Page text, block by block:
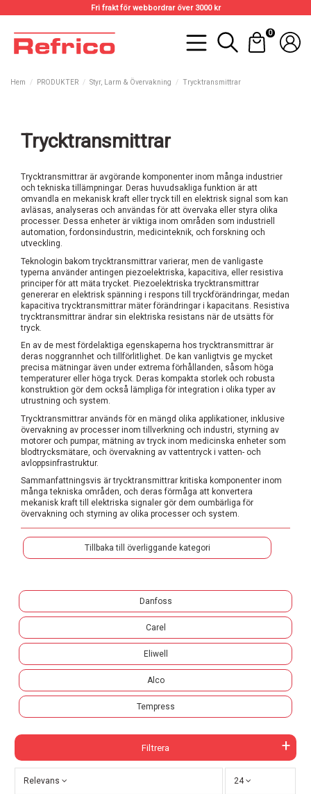
Fri frakt för webbordrar över 3000 kr
0
Hem PRODUKTER Styr, Larm & Övervakning Trycktransmittrar
Trycktransmittrar
Trycktransmittrar är avgörande komponenter inom många industrier
och tekniska tillämpningar. Deras huvudsakliga funktion är att
omvandla en mekanisk kraft eller tryck till en elektrisk signal som kan
avläsas, analyseras och användas för att övervaka eller styra olika
processer. Dessa enheter är viktiga inom områden som industriell
automation, fordonsindustrin, medicinteknik, och forskning och
utveckling.
Teknologin bakom trycktransmittrar varierar, men de vanligaste
typerna använder antingen piezoelektriska, kapacitiva, eller resistiva
principer för att mäta trycket. Piezoelektriska trycktransmittrar
genererar en elektrisk spänning i respons till tryckförändringar, medan
kapacitiva trycktransmittrar mäter förändringar i kapacitans. Resistiva
trycktransmittrar ändrar sin elektriska resistans när de utsätts för
tryck.
En av de mest fördelaktiga egenskaperna hos trycktransmittrar är
deras noggrannhet och tillförlitlighet. De kan vanligtvis ge mycket
precisa mätningar även under extrema förhållanden, såsom höga
temperaturer eller höga tryck. Deras kompakta storlek och robusta
konstruktion gör dem också lämpliga för integration i olika typer av
utrustning och system.
Trycktransmittrar används för en mängd olika applikationer, inklusive
övervakning av processer inom tillverkning och industri, styrning av
motorer och pumpar, mätning av tryck inom medicinska enheter som
blodtrycksmätare, och övervakning av vattentryck i vatten- och
avloppsinfrastruktur.
Sammanfattningsvis är trycktransmittrar kritiska komponenter inom
många tekniska områden, och deras förmåga att konvertera
mekanisk kraft till elektriska signaler gör dem oumbärliga för
övervakning och styrning av olika processer och system.
Tillbaka till överliggande kategori
Danfoss
Carel
Eliwell
Alco
Tempress
Filtrera
Relevans 24